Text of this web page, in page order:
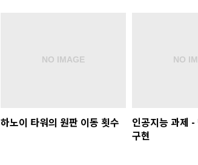
하노이 타워의 원판 이동 횟수
인공지능 과제
구현